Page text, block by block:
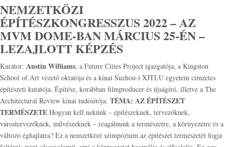
NEMZETKÖZI
ÉPÍTÉSZKONGRESSZUS 2022 – AZ
MVM DOME-BAN MÁRCIUS 25-ÉN –
LEZAJLOTT KÉPZÉS
Kurátor: Austin Williams, a Future Cities Project igazgatója, a Kingston
School of Art vezető oktatója és a kínai Suzhou-i XJTLU egyetem címzetes
építészeti kutatója. Építész, korábban filmproducer és újságíró, illetve a The
Architectural Review kínai tudósítója. TÉMA: AZ ÉPÍTÉSZET
TERMÉSZETE Hogyan kell nekünk – építészeknek, tervezőknek,
várostervezőknek, művészeknek – reagálnunk a természetre, a környezetre és a
változó éghajlatra? Ez a nemzetközi szimpózium az építészet természetét fogja